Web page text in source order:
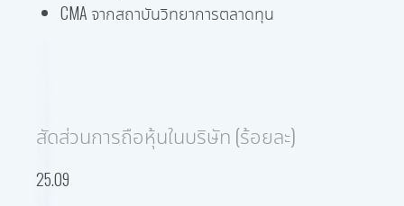
CMA จากสถาบันวิทยาการตลาดทุน
สัดส่วนการถือหุ้นในบริษัท (ร้อยละ)
25.09